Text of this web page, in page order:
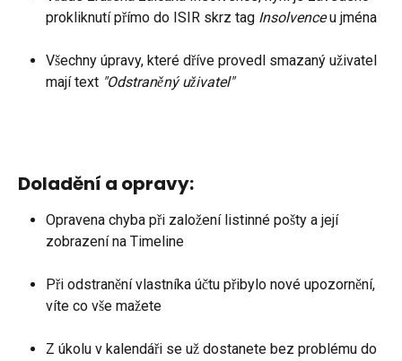
prokliknutí přímo do ISIR skrz tag Insolvence u jména
Všechny úpravy, které dříve provedl smazaný uživatel
mají text "Odstraněný uživatel"
Doladění a opravy:
Opravena chyba při založení listinné pošty a její
zobrazení na Timeline
Při odstranění vlastníka účtu přibylo nové upozornění,
víte co vše mažete
Z úkolu v kalendáři se už dostanete bez problému do